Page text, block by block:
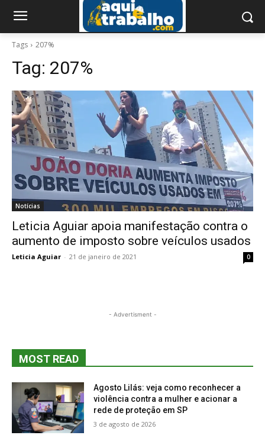
Tags 207%
Tag: 207%
Notícias
Leticia Aguiar apoia manifestação contra o
aumento de imposto sobre veículos usados
Leticia Aguiar - 21 de janeiro de 2021 0
- Advertisment -
MOST READ
Agosto Lilás: veja como reconhecer a
violência contra a mulher e acionar a
rede de proteção em SP
3 de agosto de 2026